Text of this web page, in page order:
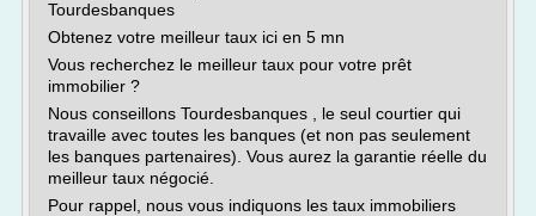
Tourdesbanques
Obtenez votre meilleur taux ici en 5 mn
Vous recherchez le meilleur taux pour votre prêt
immobilier ?
Nous conseillons Tourdesbanques , le seul courtier qui
travaille avec toutes les banques (et non pas seulement
les banques partenaires). Vous aurez la garantie réelle du
meilleur taux négocié.
Pour rappel, nous vous indiquons les taux immobiliers